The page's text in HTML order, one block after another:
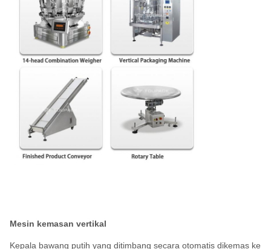
Mesin kemasan vertikal
Kepala bawang putih yang ditimbang secara otomatis dikemas ke